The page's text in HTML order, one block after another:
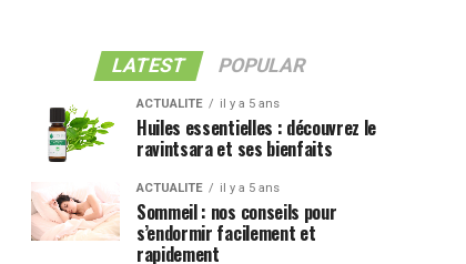
LATEST POPULAR
ACTUALITE il y a 5 ans
Huiles essentielles : découvrez le
ravintsara et ses bienfaits
ACTUALITE il y a 5 ans
Sommeil : nos conseils pour
s’endormir facilement et
rapidement